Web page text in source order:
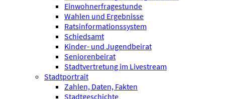
Einwohnerfragestunde
Wahlen und Ergebnisse
Ratsinformationssystem
Schiedsamt
Kinder- und Jugendbeirat
Seniorenbeirat
Stadtvertretung im Livestream
Stadtportrait
Zahlen, Daten, Fakten
Stadtgeschichte